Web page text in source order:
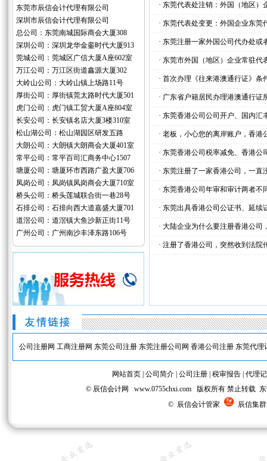
东莞市辰信会计代理有限公司
深圳市辰信会计代理有限公司
总公司：东莞南城国际商会大厦308
深圳公司：深圳龙华金銮时代大厦913
莞城公司：莞城区广信大厦A座602室
万江公司：万江区街道鑫源大厦302
大岭山公司：大岭山镇上场路11号
厚街公司：厚街镇莞太路时代大厦501
虎门公司：虎门镇工贸大厦A座804室
长安公司：长安镇名店大厦3楼310室
松山湖公司：松山湖园区研发五路
大朗公司：大朗镇大朗商会大厦401室
常平公司：常平百司汇商务中心1507
塘厦公司：塘厦环市西路广盈大厦706
凤岗公司：凤岗镇凤岗商会大厦710室
桥头公司：桥头莲城联合街一巷28号
石排公司：石排向西大道嘉盛大厦701
道滘公司：道滘镇大鱼沙新正街11号
广州公司：广州南沙丰泽东路106号
· 东莞代表处注销：外国（地区）
· 东莞代表处变更：外国企业东莞
· 东莞注册一家外国公司代办处或
· 东莞市外国（地区）企业常驻代
· 首次办理《往来港澳通行证》条
· 广东省户籍居民办理港澳通行证
· 东莞香港公司公司开户、国内汇
· 老板，小心您的离岸账户，香港
· 东莞香港公司税率减免、香港公
· 东莞注册了一家香港公司，一直
· 东莞香港公司年审和审计两者不
· 东莞出具香港公司公证书、延续
· 大陆企业为什么要注册香港公司
· 注册了香港公司，突然收到法院
公司注册网 工商注册网 东莞公司注册 东莞注册公司网 香港公司注册 东莞代理
网站首页 公司简介 公司注册 税审报告 代理
© 辰信会计网 www.0755chxi.com 版权所有 禁止转载
© 辰信会计管家
辰信集